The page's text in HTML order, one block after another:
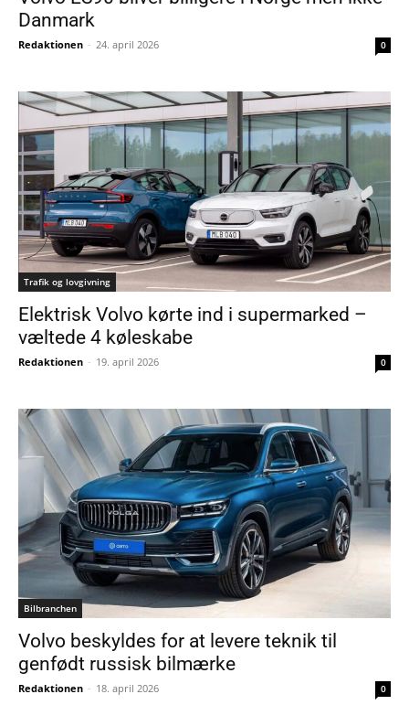
Danmark
Redaktionen - 24. april 2026 0
Trafik og lovgivning
Elektrisk Volvo kørte ind i supermarked –
væltede 4 køleskabe
Redaktionen - 19. april 2026 0
Bilbranchen
Volvo beskyldes for at levere teknik til
genfødt russisk bilmærke
Redaktionen - 18. april 2026 0